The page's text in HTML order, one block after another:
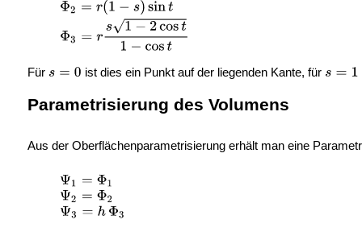
Für ist dies ein Punkt auf der liegenden Kante, für
Parametrisierung des Volumens
Aus der Oberflächenparametrisierung erhält man eine